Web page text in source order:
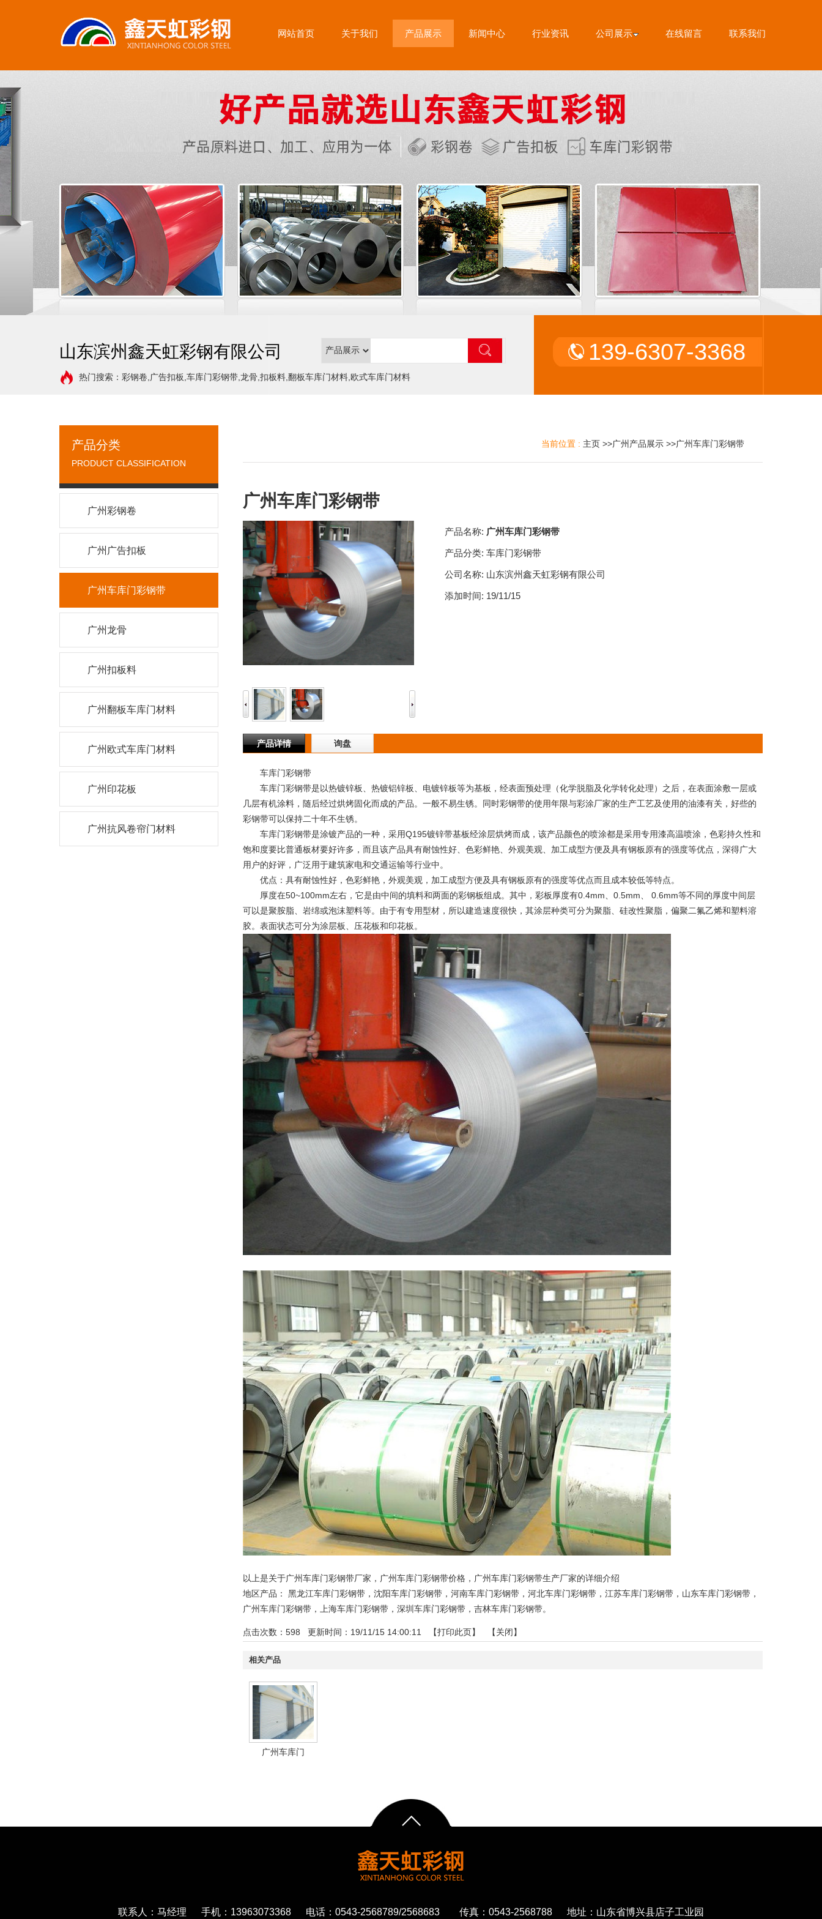
网站首页 关于我们 产品展示 新闻中心 行业资讯 公司展示 在线留言 联系我们
山东滨州鑫天虹彩钢有限公司
热门搜索：彩钢卷,广告扣板,车库门彩钢带,龙骨,扣板料,翻板车库门材料,欧式车库门材料
139-6307-3368
当前位置 : 主页 >>广州产品展示 >>广州车库门彩钢带
广州车库门彩钢带
产品名称: 广州车库门彩钢带
产品分类: 车库门彩钢带
公司名称: 山东滨州鑫天虹彩钢有限公司
添加时间: 19/11/15
产品详情 询盘
车库门彩钢带
车库门彩钢带是以热镀锌板、热镀铝锌板、电镀锌板等为基板，经表面预处理（化学脱脂及化学转化处理）之后，在表面涂敷一层或
几层有机涂料，随后经过烘烤固化而成的产品。一般不易生锈。同时彩钢带的使用年限与彩涂厂家的生产工艺及使用的油漆有关，好些的
彩钢带可以保持二十年不生锈。
车库门彩钢带是涂镀产品的一种，采用Q195镀锌带基板经涂层烘烤而成，该产品颜色的喷涂都是采用专用漆高温喷涂，色彩持久性和
饱和度要比普通板材要好许多，而且该产品具有耐蚀性好、色彩鲜艳、外观美观、加工成型方便及具有钢板原有的强度等优点，深得广大
用户的好评，广泛用于建筑家电和交通运输等行业中。
优点：具有耐蚀性好，色彩鲜艳，外观美观，加工成型方便及具有钢板原有的强度等优点而且成本较低等特点。
厚度在50~100mm左右，它是由中间的填料和两面的彩钢板组成。其中，彩板厚度有0.4mm、0.5mm、 0.6mm等不同的厚度中间层
可以是聚胺脂、岩绵或泡沫塑料等。由于有专用型材，所以建造速度很快，其涂层种类可分为聚脂、硅改性聚脂，偏聚二氟乙烯和塑料溶
胶。表面状态可分为涂层板、压花板和印花板。
以上是关于广州车库门彩钢带厂家，广州车库门彩钢带价格，广州车库门彩钢带生产厂家的详细介绍
地区产品： 黑龙江车库门彩钢带 ， 沈阳车库门彩钢带 ， 河南车库门彩钢带 ， 河北车库门彩钢带 ， 江苏车库门彩钢带 ， 山东车库门彩钢带 ，
广州车库门彩钢带 ， 上海车库门彩钢带 ， 深圳车库门彩钢带 ， 吉林车库门彩钢带。
点击次数： 598 更新时间：19/11/15 14:00:11 【打印此页】 【关闭】
相关产品
广州车库门
产品分类
PRODUCT CLASSIFICATION
广州彩钢卷
广州广告扣板
广州车库门彩钢带
广州龙骨
广州扣板料
广州翻板车库门材料
广州欧式车库门材料
广州印花板
广州抗风卷帘门材料
联系人：马经理 手机：13963073368 电话：0543-2568789/2568683 传真：0543-2568788 地址：山东省博兴县店子工业园